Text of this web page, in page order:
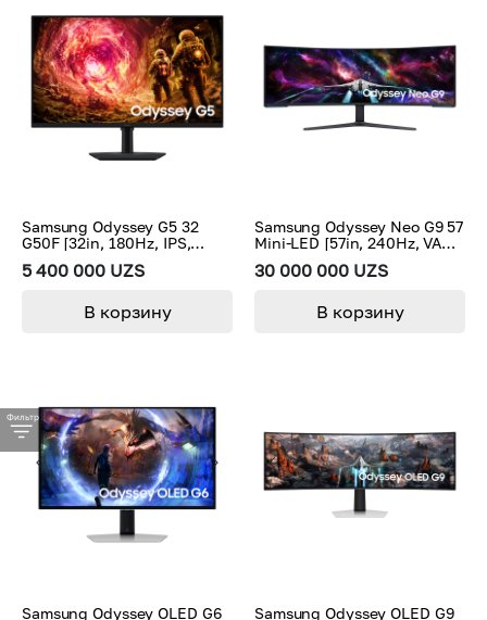
5 400 000 UZS
Samsung Odyssey G5 32
G50F [32in, 180Hz, IPS,
В корзину
30 000 000 UZS
Samsung Odyssey Neo G9 57
Mini-LED [57in, 240Hz, VA
LS57CG952NMXUE]
В корзину
Samsung Odyssey OLED G6
Samsung Odyssey OLED G9
Фильтр